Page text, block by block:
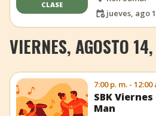
CLASE
jueves, ago
VIERNES, AGOSTO
7:00 p. m. - 12:00
SBK
Man